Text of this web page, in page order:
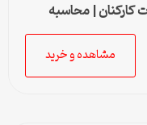
کارکنان | محاسبه
مشاهده و خرید